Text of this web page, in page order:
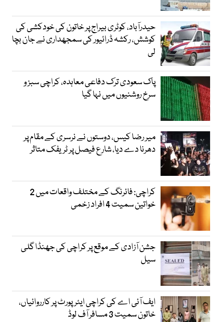
حیدرآباد، کوٹری بیراج پر خاتون کی خودکشی کی
کوشش، رکشہ ڈرائیور کی سمجھداری نے جان بچا
لی
پاک سعودی ترک دفاعی معاہدہ، کراچی سبز و
سرخ روشنیوں میں نہا گیا
میر رضا کیس، دوستوں نے نرسری کے مقام پر
دھرنا دے دیا، شارع فیصل پر ٹریفک متاثر
کراچی: فائرنگ کے مختلف واقعات میں 2
خواتین سمیت 4 افراد زخمی
جشن آزادی کے موقع پر کراچی کی جھنڈا گلی
سیل
ایف آئی اے کی کراچی ایئرپورٹ پر کارروائیاں،
خاتون سمیت 3 مسافر آف لوڈ